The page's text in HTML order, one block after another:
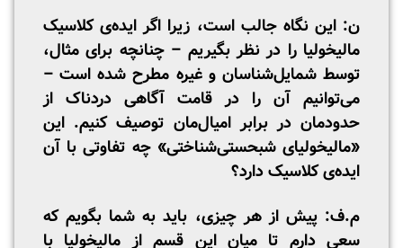
ن: این نگاه جالب است، زیرا اگر ایده‌ی کلاسیک
مالیخولیا را در نظر بگیریم – چنانچه برای مثال،
توسط شمایل‌شناسان و غیره مطرح شده است –
می‌توانیم آن را در قامت آگاهی دردناک از
حدودمان در برابر امیال‌مان توصیف کنیم. این
«مالیخولیای شبحستی‌شناختی» چه تفاوتی با آن
ایده‌ی کلاسیک دارد؟
م.ف: پیش از هر چیزی، باید به شما بگویم که
سعی دارم تا میان این قسم از مالیخولیا با